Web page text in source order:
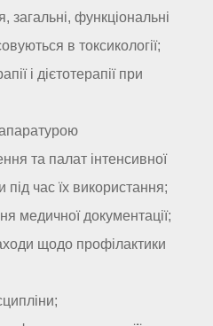
функціональні
в токсикології;
і дієтотерапії при
та палат інтенсивної
під час їх використання;
документації;
щодо профілактики